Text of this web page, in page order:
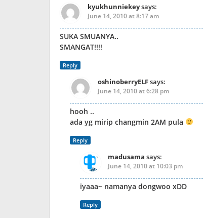
kyukhunniekeysays:
June 14, 2010 at 8:17 am
SUKA SMUANYA..
SMANGAT!!!!
Reply
oshinoberryELFsays:
June 14, 2010 at 6:28 pm
hooh ..
ada yg mirip changmin 2AM pula
Reply
madusama says:
June 14, 2010 at 10:03 pm
iyaaa~ namanya dongwoo xDD
Reply